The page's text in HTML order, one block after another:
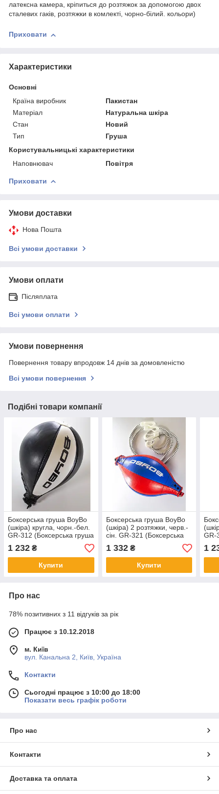
латексна камера, кріпиться до розтяжок за допомогою двох
сталевих гаків, розтяжки в комлекті, чорно-білий. кольори)
Приховати
Характеристики
Основні
Країна виробник
Пакистан
Матеріал
Натуральна шкіра
Стан
Новий
Тип
Груша
Користувальницькі характеристики
Наповнювач
Повітря
Приховати
Умови доставки
Нова Пошта
Всі умови доставки
Умови оплати
Післяплата
Всі умови оплати
Умови повернення
Повернення товару впродовж 14 днів за домовленістю
Всі умови повернення
Подібні товари компанії
Боксерська груша BoyBo
(шкіра) кругла, чорн.-бел.
GR-312 (Боксерська груша
BoyBo (шкіра) кругла,
чорн.-бел. GR-312)
1 232 ₴
Купити
Боксерська груша BoyBo
(шкіра) 2 розтяжки, черв.-
сін. GR-321 (Боксерська
груша BoyBo (шкіра) 2
розтяжки, черв.-сін. GR-
321)
1 332₴
Купити
GR-
1
Про нас
78% позитивних з 11 відгуків за рік
Працює з 10.12.2018
м. Київ
вул. Канальна 2, Київ, Україна
Контакти
Сьогодні працює з 10:00 до 18:00
Показати весь графік роботи
Про нас
Контакти
Доставка та оплата